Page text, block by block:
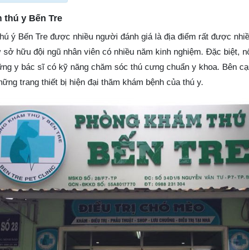
thú y Bến Tre
ý Bến Tre được nhiều người đánh giá là địa điểm rất được
hữu đội ngũ nhân viên có nhiều năm kinh nghiệm. Đặc biệt,
y bác sĩ có kỹ năng chăm sóc thú cưng chuẩn y khoa. Bên
trang thiết bị hiện đại thăm khám bệnh của thú y.